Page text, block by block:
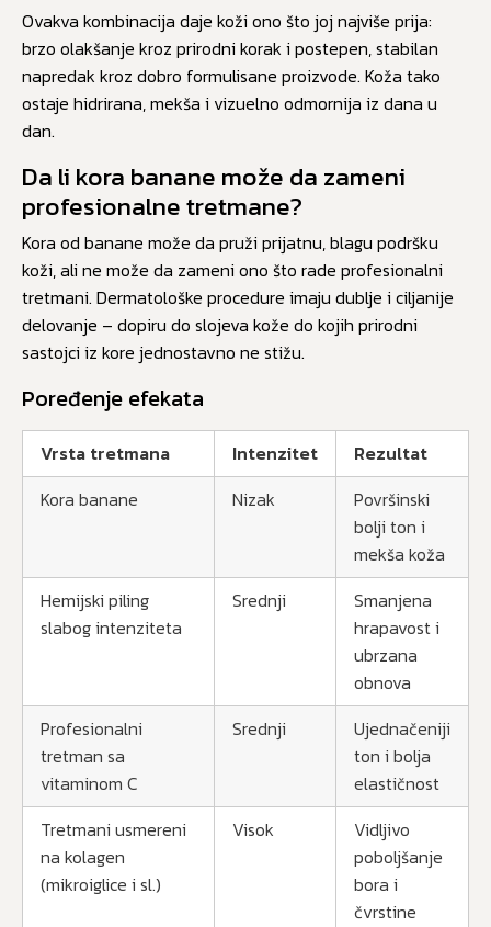
Ovakva kombinacija daje koži ono što joj najviše prija:
brzo olakšanje kroz prirodni korak i postepen, stabilan
napredak kroz dobro formulisane proizvode. Koža tako
ostaje hidrirana, mekša i vizuelno odmornija iz dana u
dan.
Da li kora banane može da zameni
profesionalne tretmane?
Kora od banane može da pruži prijatnu, blagu podršku
koži, ali ne može da zameni ono što rade profesionalni
tretmani. Dermatološke procedure imaju dublje i ciljanije
delovanje – dopiru do slojeva kože do kojih prirodni
sastojci iz kore jednostavno ne stižu.
Poređenje efekata
Vrsta tretmana Intenzitet
Rezultat
Kora banane
Nizak
Površinski
bolji ton i
mekša koža
Hemijski piling
slabog intenziteta
Srednji
Smanjena
hrapavost i
ubrzana
obnova
Profesionalni
tretman sa
vitaminom C
Srednji
Ujednačeniji
ton i bolja
elastičnost
Tretmani usmereni
na kolagen
(mikroiglice i sl.)
Visok
Vidljivo
poboljšanje
bora i
čvrstine